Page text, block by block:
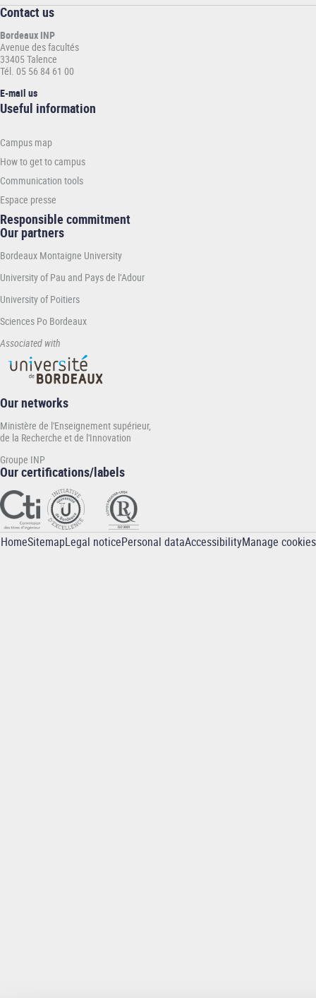
Contact us
Bordeaux INP
Avenue des facultés
33405 Talence
Tél. 05 56 84 61 00
E-mail us
Informations
INP
Useful information
Campus map
How to get to campus
Communication tools
Espace presse
Responsible commitment
Our partners
Bordeaux Montaigne University
University of Pau and Pays de l’Adour
University of Poitiers
Sciences Po Bordeaux
Associated with
Our networks
Ministère de l'Enseignement supérieur,
de la Recherche et de l'Innovation
Groupe INP
Our certifications/labels
HomeSitemapLegal noticePersonal dataAccessibilityManage cookies